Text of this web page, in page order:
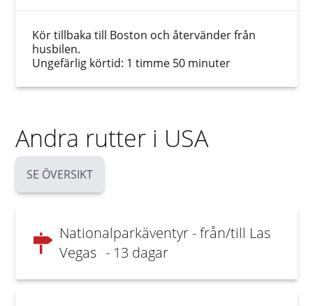
Kör tillbaka till Boston och återvänder från
husbilen.
Ungefärlig körtid: 1 timme 50 minuter
Andra rutter i USA
SE ÖVERSIKT
Nationalparkäventyr - från/till Las
Vegas - 13 dagar